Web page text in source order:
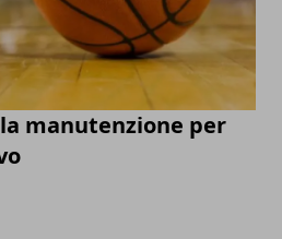
manutenzione per